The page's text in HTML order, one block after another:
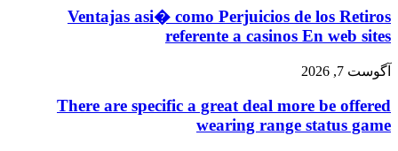
Ventajas asi� como Perjuicios de los Retiros
referente a casinos En web sites
آگوست 7, 2026
There are specific a great deal more be offered
wearing range status game